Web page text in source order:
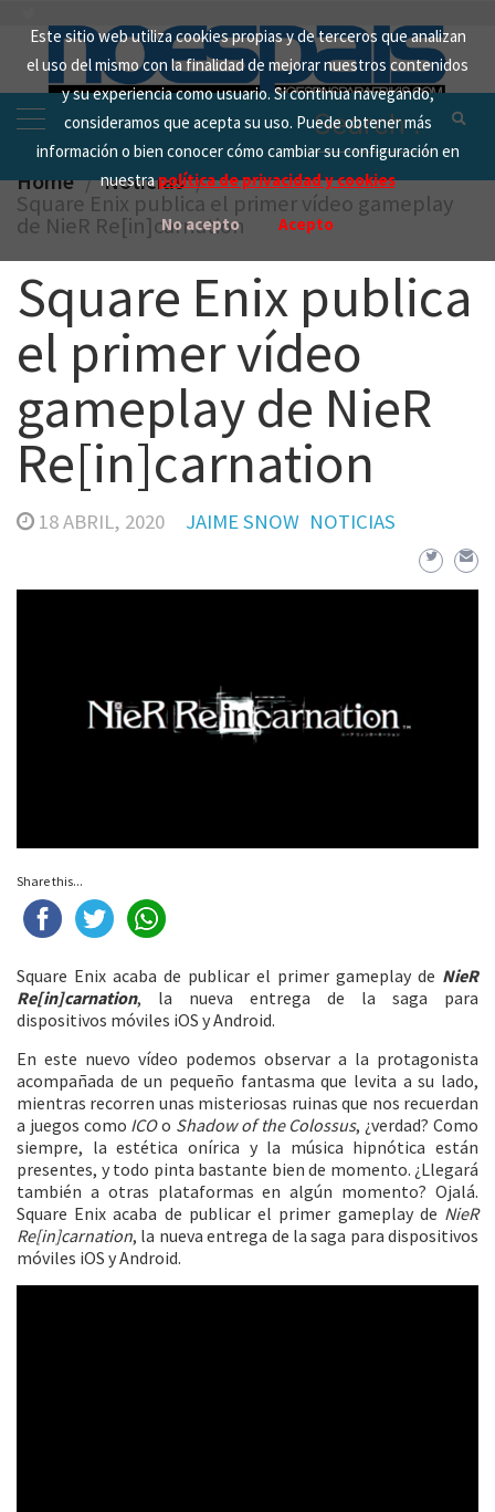
Este sitio web utiliza cookies propias y de terceros que analizan
el uso del mismo con la finalidad de mejorar nuestros contenidos
y su experiencia como usuario. Si continua navegando,
consideramos que acepta su uso. Puede obtener más
información o bien conocer cómo cambiar su configuración en
nuestrapolítica de privacidad y cookies
No acepto Acepto
content
Search
for:
Home Noticias
Square Enix publica el primer vídeo gameplay
de NieR Re[in]carnation
Square Enix publica
el primer vídeo
gameplay de NieR
Re[in]carnation
18 ABRIL, 2020 JAIME SNOW NOTICIAS
Share this...
Square Enix acaba de publicar el primer gameplay de NieR
Re[in]carnation, la nueva entrega de la saga para
dispositivos móviles iOS y Android.
En este nuevo vídeo podemos observar a la protagonista
acompañada de un pequeño fantasma que levita a su lado,
mientras recorren unas misteriosas ruinas que nos recuerdan
a juegos como ICOo Shadow of the Colossus, ¿verdad? Como
siempre, la estética onírica y la música hipnótica están
presentes, y todo pinta bastante bien de momento. ¿Llegará
también a otras plataformas en algún momento? Ojalá.
Square Enix acaba de publicar el primer gameplay de NieR
Re[in]carnation, la nueva entrega de la saga para dispositivos
móviles iOS y Android.